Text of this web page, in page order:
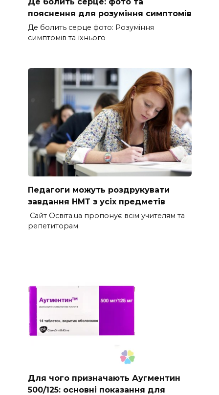
пояснення для розуміння симптомів
Де болить серце фото: Розуміння
симптомів та їхнього
Педагоги можуть роздрукувати
завдання НМТ з усіх предметів
Сайт Освіта.ua пропонує всім учителям та
репетиторам
Для чого призначають Аугментин
500/125: основні показання для